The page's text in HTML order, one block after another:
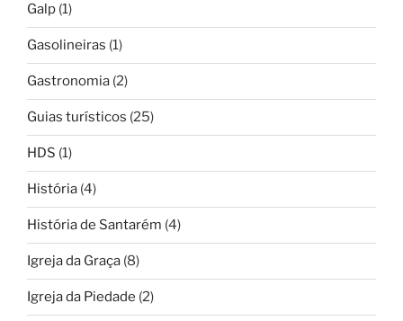
Galp (1)
Gasolineiras (1)
Gastronomia (2)
Guias turísticos (25)
HDS (1)
História (4)
História de Santarém (4)
Igreja da Graça (8)
Igreja da Piedade (2)